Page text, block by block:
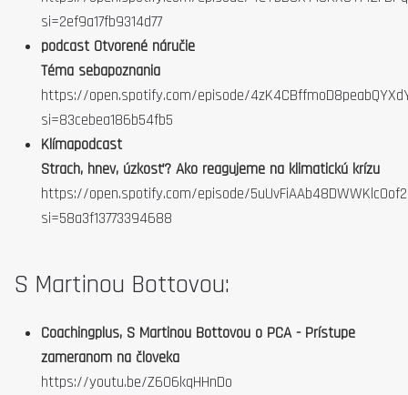
si=2ef9a17fb9314d77
podcast Otvorené náručie
Téma sebapoznania
https://open.spotify.com/episode/
si=83cebea186b54fb5
Klímapodcast
Strach, hnev, úzkosť? Ako reagujeme na klimatickú krízu
https://open.spotify.com/episode/
si=58a3f13773394688
S Martinou Bottovou:
Coachingplus, S Martinou Bottovou o PCA - Prístupe
zameranom na človeka
https://youtu.be/Z606kqHHnDo